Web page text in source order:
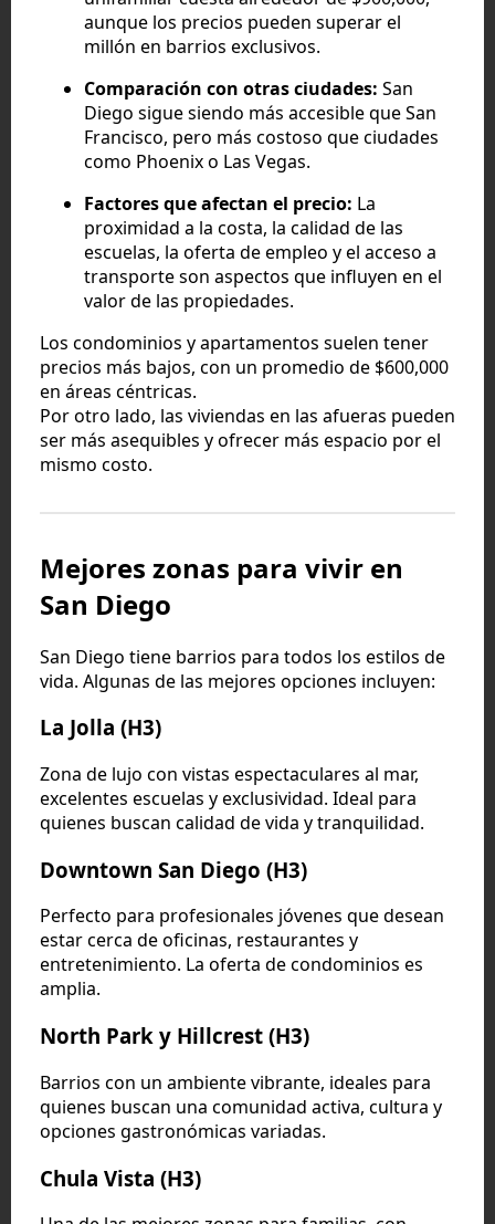
aunque los precios pueden superar el
millón en barrios exclusivos.
Comparación con otras ciudades: San
Diego sigue siendo más accesible que San
Francisco, pero más costoso que ciudades
como Phoenix o Las Vegas.
Factores que afectan el precio: La
proximidad a la costa, la calidad de las
escuelas, la oferta de empleo y el acceso a
transporte son aspectos que influyen en el
valor de las propiedades.
Los condominios y apartamentos suelen tener
precios más bajos, con un promedio de $600,000
en áreas céntricas.
Por otro lado, las viviendas en las afueras pueden
ser más asequibles y ofrecer más espacio por el
mismo costo.
Mejores zonas para vivir en
San Diego
San Diego tiene barrios para todos los estilos de
vida. Algunas de las mejores opciones incluyen:
La Jolla (H3)
Zona de lujo con vistas espectaculares al mar,
excelentes escuelas y exclusividad. Ideal para
quienes buscan calidad de vida y tranquilidad.
Downtown San Diego (H3)
Perfecto para profesionales jóvenes que desean
estar cerca de oficinas, restaurantes y
entretenimiento. La oferta de condominios es
amplia.
North Park y Hillcrest (H3)
Barrios con un ambiente vibrante, ideales para
quienes buscan una comunidad activa, cultura y
opciones gastronómicas variadas.
Chula Vista (H3)